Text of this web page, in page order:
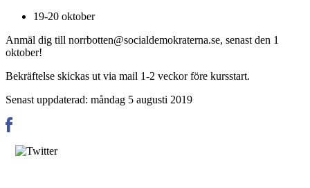
19-20 oktober
Anmäl dig till norrbotten@socialdemokraterna.se, senast den 1
oktober!
Bekräftelse skickas ut via mail 1-2 veckor före kursstart.
Senast uppdaterad: måndag 5 augusti 2019